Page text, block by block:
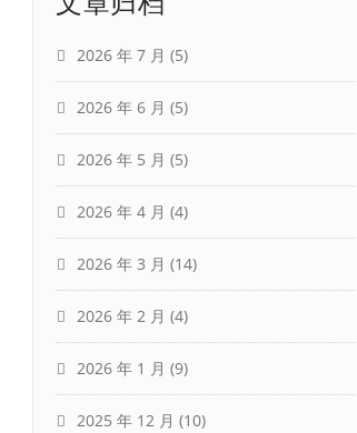
2026 年 7 月 (5)
2026 年 6 月 (5)
2026 年 5 月 (5)
2026 年 4 月 (4)
2026 年 3 月 (14)
2026 年 2 月 (4)
2026 年 1 月 (9)
2025 年 12 月 (10)